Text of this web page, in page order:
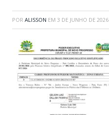
POR ALISSON EM 3 DE JUNHO DE 2026